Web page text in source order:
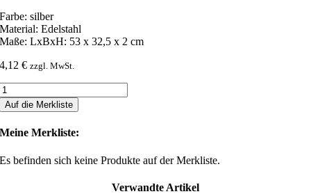
Farbe: silber
Material: Edelstahl
Maße: LxBxH: 53 x 32,5 x 2 cm
4,12€ zzgl. MwSt.
1
Auf die Merkliste
Meine Merkliste:
Es befinden sich keine Produkte auf der Merkliste.
Verwandte Artikel